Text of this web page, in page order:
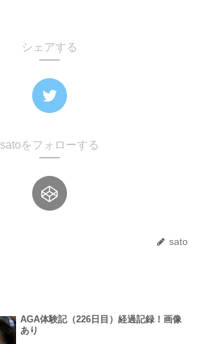
シェアする
satoをフォローする
sato
AGA体験記（226日目）経過記録！画像
あり